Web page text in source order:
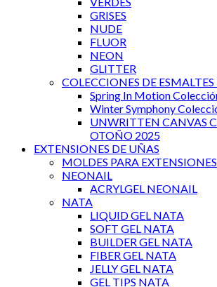
GRISES
NUDE
FLUOR
NEON
GLITTER
COLECCIONES DE
Spring In Motion
Winter Symphony
UNWRITTEN CANVAS
OTOÑO 2025
EXTENSIONES DE UÑAS
MOLDES PARA EXTENSIONES
NEONAIL
ACRYLGEL NEONAIL
NATA
LIQUID GEL NATA
SOFT GEL NATA
BUILDER GEL NATA
FIBER GEL NATA
JELLY GEL NATA
GEL TIPS NATA